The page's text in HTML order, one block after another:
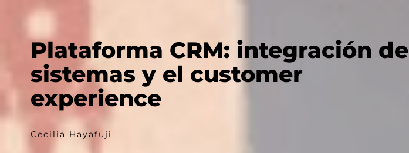
Plataforma CRM: integración de
sistemas y el customer
experience
Cecilia Hayafuji